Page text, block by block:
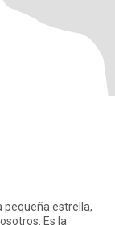
Es la